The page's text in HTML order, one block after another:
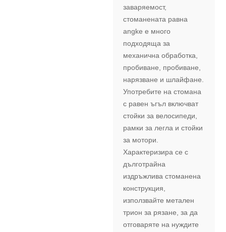
заваряемост,
стоманената равна
angke е много
подходяща за
механична обработка,
пробиване, пробиване,
нарязване и шлайфане.
Употребите на стомана
с равен ъгъл включват
стойки за велосипеди,
рамки за легла и стойки
за мотори.
Характеризира се с
дълготрайна
издръжлива стоманена
конструкция,
използвайте метален
трион за рязане, за да
отговаряте на нуждите